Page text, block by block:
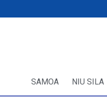
SAMOA NIU SILA